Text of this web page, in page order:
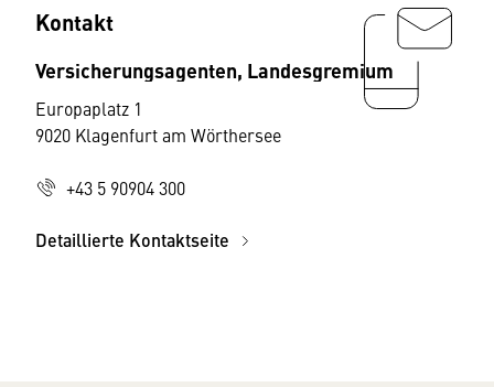
Kontakt
Versicherungsagenten, Landesgremium
Europaplatz 1
9020 Klagenfurt am Wörthersee
+43 5 90904 300
Detaillierte Kontaktseite